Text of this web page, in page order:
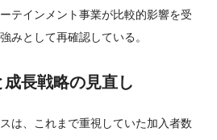
テインメント事業が比較的影響を受
みとして再確認している。
長戦略の見直し
は、これまで重視していた加入者数